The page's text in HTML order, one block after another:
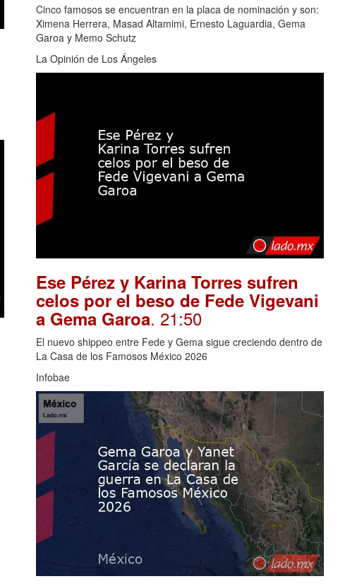
Cinco famosos se encuentran en la placa de nominación y son:
Ximena Herrera, Masad Altamimi, Ernesto Laguardia, Gema
Garoa y Memo Schutz
La Opinión de Los Ángeles
Ese Pérez y Karina Torres sufren
celos por el beso de Fede Vigevani
a Gema Garoa. 21:50
El nuevo shippeo entre Fede y Gema sigue creciendo dentro de
La Casa de los Famosos México 2026
Infobae